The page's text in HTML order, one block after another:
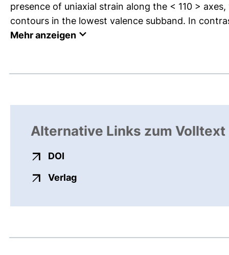
presence of uniaxial strain along the < 110 >
contours in the lowest valence subband. In
Mehr anzeigen
Alternative Links zum Volltext
DOI
Verlagexterner Link, öffnet neues